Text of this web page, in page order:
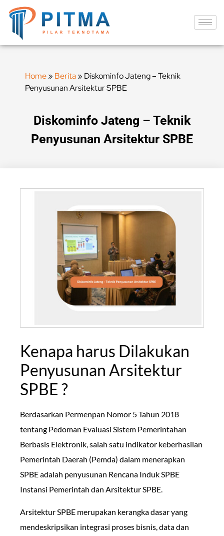
Home» Berita» Diskominfo Jateng – Teknik
Penyusunan Arsitektur SPBE
Diskominfo Jateng – Teknik
Penyusunan Arsitektur SPBE
Kenapa harus Dilakukan
Penyusunan Arsitektur
SPBE ?
Berdasarkan Permenpan Nomor 5 Tahun 2018
tentang Pedoman Evaluasi Sistem Pemerintahan
Berbasis Elektronik, salah satu indikator keberhasilan
Pemerintah Daerah (Pemda) dalam menerapkan
SPBE adalah penyusunan Rencana Induk SPBE
Instansi Pemerintah dan Arsitektur SPBE.
Arsitektur SPBE merupakan kerangka dasar yang
mendeskripsikan integrasi proses bisnis, data dan